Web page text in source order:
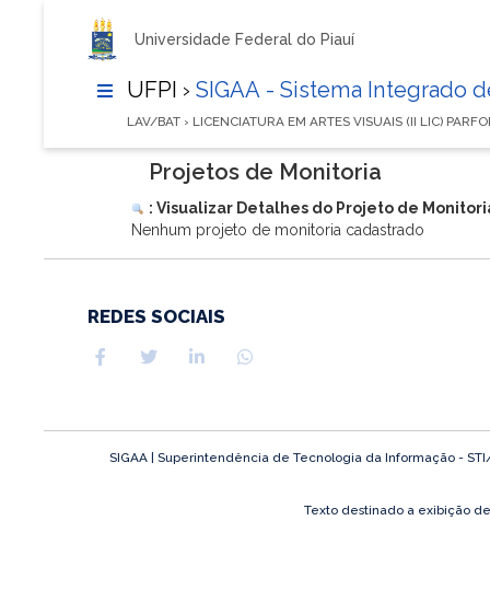
Universidade Federal do Piauí
UFPI › SIGAA - Sistema Integrado
LAV/BAT › LICENCIATURA EM ARTES VISUAIS (II LIC)
Projetos de Monitoria
: Visualizar Detalhes do Projeto de
Nenhum projeto de monitoria cadastrado
REDES SOCIAIS
SIGAA | Superintendência de Tecnologia da Informação -
Texto destinado a exibição